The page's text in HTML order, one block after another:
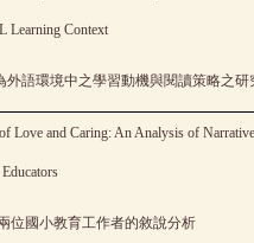
Learning Context
外語環境中之學習動機與閱讀策略之研
Love and Caring: An Analysis of
位國小教育工作者的敘說分析